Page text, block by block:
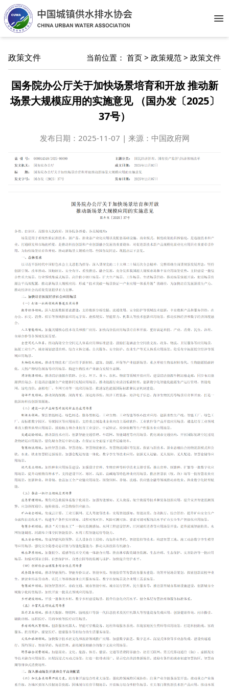
政策文件 当前位置： 首页 > 政策规范 > 政策文件
国务院办公厅关于加快场景培育和开放 推动新
场景大规模应用的实施意见 （国办发〔2025〕
37号）
发布日期： 2025-11-07 | 来源：中国政府网